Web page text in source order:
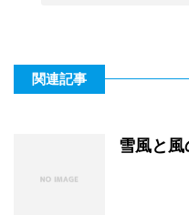
関連記事
雪風と風